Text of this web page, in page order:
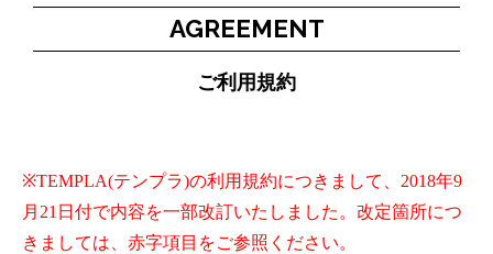
AGREEMENT
ご利用規約
※TEMPLA(テンプラ)の利用規約につきまして、2018年9
月21日付で内容を一部改訂いたしました。 改定箇所につ
きましては、赤字項目をご参照ください。